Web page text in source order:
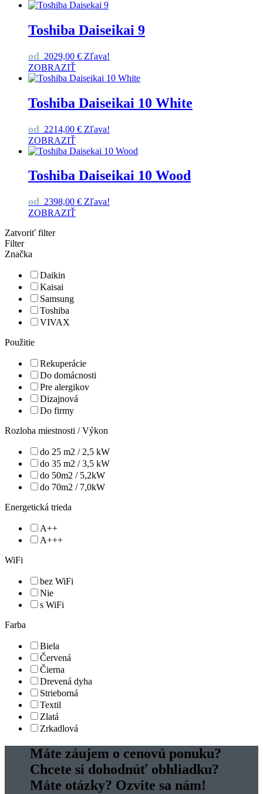
Toshiba Daiseikai 9
od 2029,00 € Zľava!
ZOBRAZIŤ
Toshiba Daiseikai 10 White
od 2214,00 € Zľava!
ZOBRAZIŤ
Toshiba Daiseikai 10 Wood
od 2398,00 € Zľava!
ZOBRAZIŤ
Zatvoriť filter
Filter
Značka
Daikin
Kaisai
Samsung
Toshiba
VIVAX
Použitie
Rekuperácie
Do domácnosti
Pre alergikov
Dizajnová
Do firmy
Rozloha miestnosti / Výkon
do 25 m2 / 2,5 kW
do 35 m2 / 3,5 kW
do 50m2 / 5,2kW
do 70m2 / 7,0kW
Energetická trieda
A++
A+++
WiFi
bez WiFi
Nie
s WiFi
Farba
Biela
Červená
Čierna
Drevená dyha
Strieborná
Textil
Zlatá
Zrkadlová
Máte záujem o cenovú ponuku?
Chcete si dohodnúť obhliadku?
Máte otázky? Ozvite sa nám!